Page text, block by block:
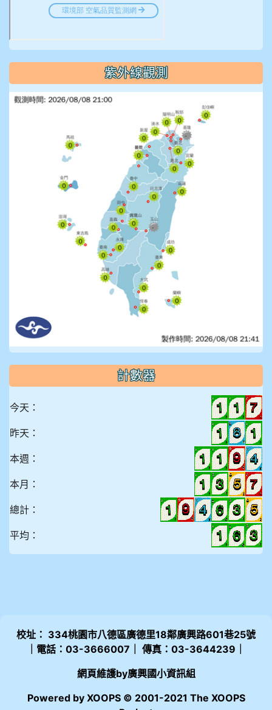
紫外線觀測
計數器
今天：
昨天：
本週：
本月：
總計：
平均：
校址： 334桃園市八德區廣德里18鄰廣興路601巷25號
｜電話：03-3666007｜ 傳真：03-3644239｜
網頁維護by廣興國小資訊組
Powered by XOOPS © 2001-2021 The XOOPS